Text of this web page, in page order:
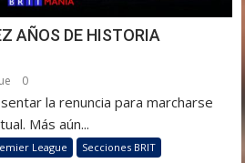
AÑOS DE HISTORIA
0
la renuncia para marcharse
Más aún...
League Secciones BRIT